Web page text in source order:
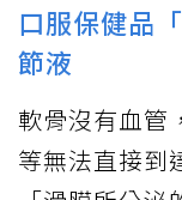
口服保健品
節液
軟骨沒有血管
等無法直接到